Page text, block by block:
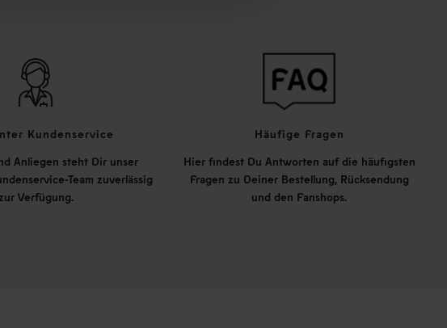
Kundenservice
Anliegen steht Dir unser
Team zuverlässig
Verfügung.
Häufige Fragen
Hier findest Du Antworten auf die häufigsten
Fragen zu Deiner Bestellung, Rücksendung
und den Fanshops.